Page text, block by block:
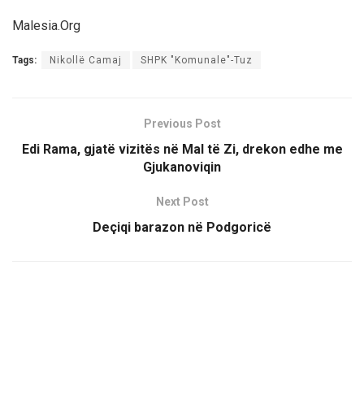
Malesia.Org
Tags: Nikollë Camaj SHPK "Komunale"-Tuz
Previous Post
Edi Rama, gjatë vizitës në Mal të Zi, drekon edhe me
Gjukanoviqin
Next Post
Deçiqi barazon në Podgoricë